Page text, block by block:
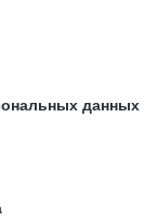
данных